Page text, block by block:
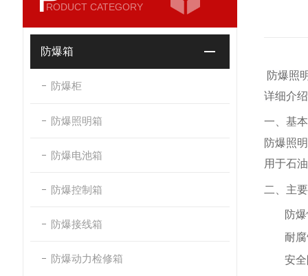
RODUCT CATEGORY
防爆箱
防爆柜
防爆照明箱
防爆电池箱
防爆控制箱
防爆接线箱
防爆动力检修箱
防爆照
详细介
一、基
防爆照
用于石
二、主
防
耐
安